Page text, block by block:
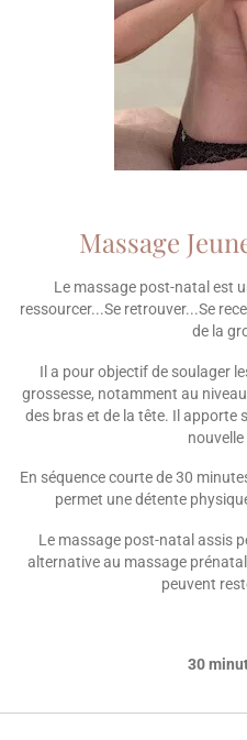
Massage
Le massage post-natal est
ressourcer...Se retrouver...Se
de la
Il a pour objectif de soulager
grossesse, notamment au
des bras et de la tête. Il apporte
En séquence courte de 30
permet une détente
Le massage post-natal assis
alternative au massage
peuvent
30